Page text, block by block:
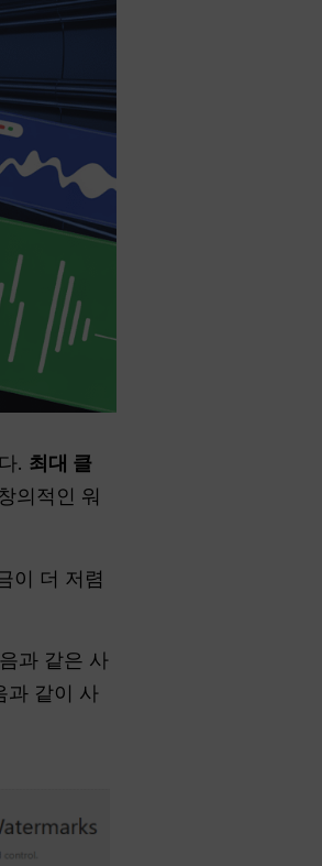
. 최대 클
의적인 워
이 더 저렴
과 같은 사
과 같이 사